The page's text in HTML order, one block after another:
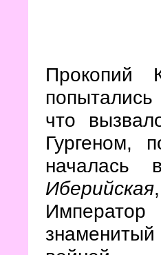
Прокопий
что
Гургеном,
началась
Иберийская